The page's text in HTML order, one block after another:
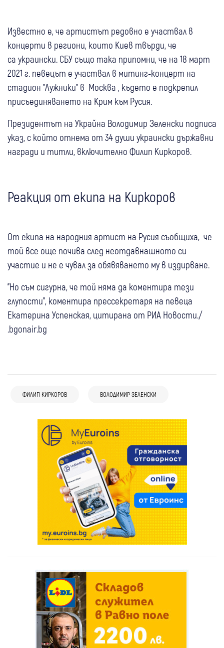
Известно е, че артистът редовно е участвал в
концерти в региони, които Киев твърди, че
са украински. СБУ също така припомни, че на 18 март
2021 г. певецът е участвал в митинг-концерт на
стадион "Лужники" в Москва , където е подкрепил
присъединяването на Крим към Русия.
Президентът на Украйна Володимир Зеленски подписа
указ, с който отнема от 34 души украински държавни
награди и титли, включително Филип Киркоров.
Реакция от екипа на Киркоров
От екипа на народния артист на Русия съобщиха, че
той все още почива след неотдавнашното си
участие и не е чувал за обявяването му в издирване.
"Но съм сигурна, че той няма да коментира тези
глупости", коментира прессекретаря на певеца
Екатерина Успенская, цитирана от РИА Новости./
.bgonair.bg
ФИЛИП КИРКОРОВ ВОЛОДИМИР ЗЕЛЕНСКИ